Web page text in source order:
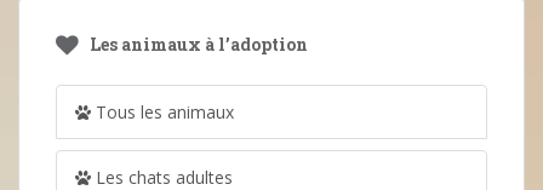
Les animaux à l’adoption
Tous les animaux
Les chats adultes